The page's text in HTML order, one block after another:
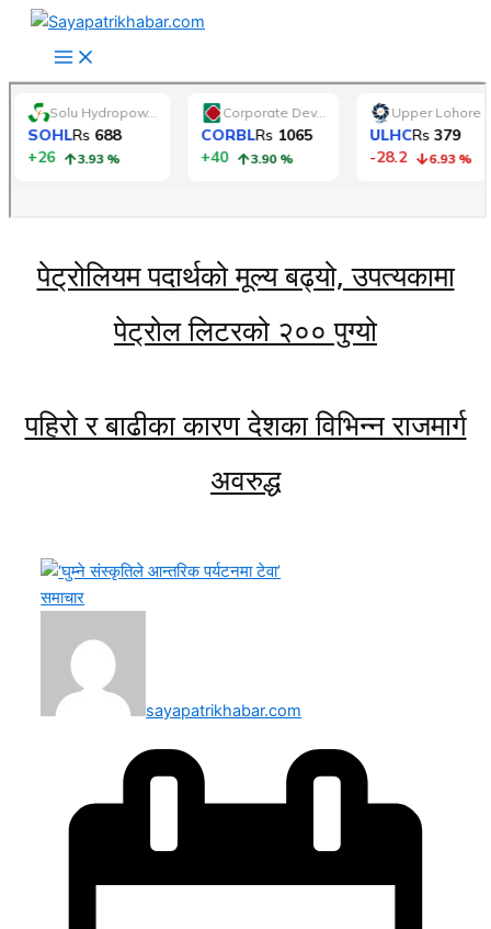
Skip
पेट्रोलियम पदार्थको मूल्य बढ्यो, उपत्यकामा
पेट्रोल लिटरको २०० पुग्यो
पहिरो र बाढीका कारण देशका विभिन्न राजमार्ग
अवरुद्ध
समाचार
sayapatrikhabar.com